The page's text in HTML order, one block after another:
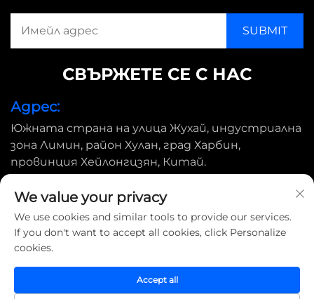
СВЪРЖЕТЕ СЕ С НАС
Адрес:
Южната страна на улица Жухай, индустриална
зона Лимин, район Хулан, град Харбин,
провинция Хейлонгцзян, Китай.
[email protected]
Политика за поверителност
We value your privacy
We use cookies and similar tools to provide our services.
If you don't want to accept all cookies, click Personalize
cookies.
Accept all